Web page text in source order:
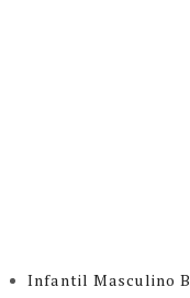
Infantil Masculino B